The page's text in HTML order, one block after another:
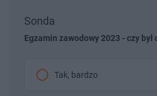
Sonda
Egzamin zawodowy 2023 - czy
Tak, bardzo